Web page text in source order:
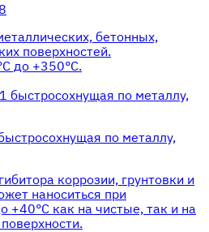
бетонных,
поверхностей.
до +350°С.
по металлу,
коррозии, грунтовки и
наноситься при
+40°С как на чистые, так и на